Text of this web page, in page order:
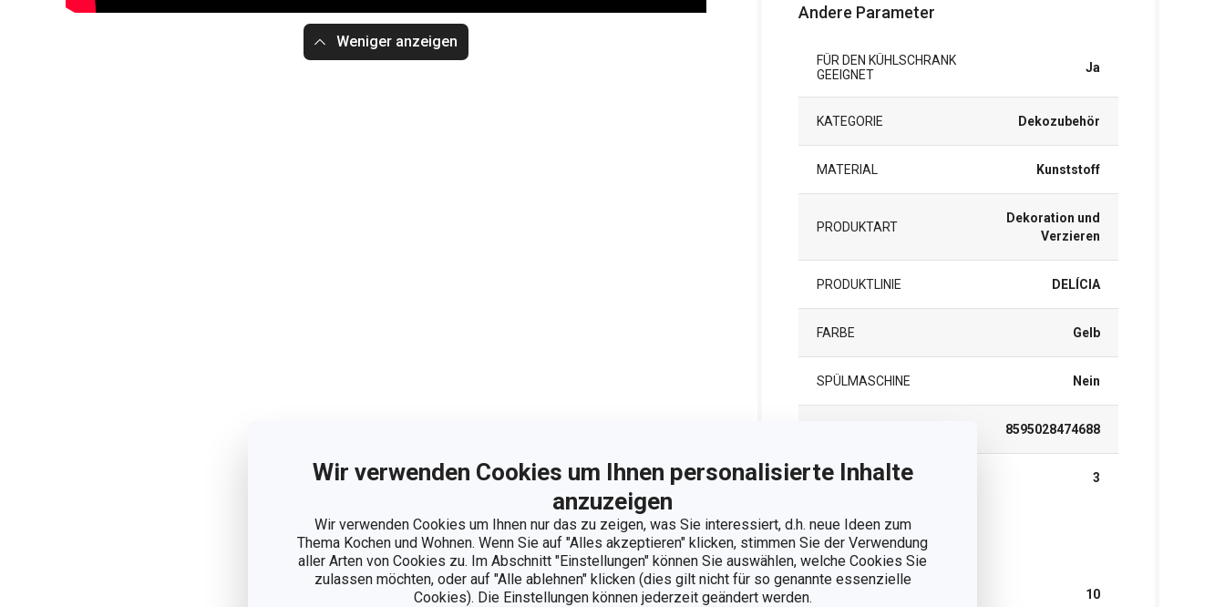
Wir verwenden Cookies um Ihnen personalisierte Inhalte
anzuzeigen
Wir verwenden Cookies um Ihnen nur das zu zeigen, was Sie interessiert, d.h. neue Ideen zum
Thema Kochen und Wohnen. Wenn Sie auf "Alles akzeptieren" klicken, stimmen Sie der Verwendung
aller Arten von Cookies zu. Im Abschnitt "Einstellungen" können Sie auswählen, welche Cookies Sie
zulassen möchten, oder auf "Alle ablehnen" klicken (dies gilt nicht für so genannte essenzielle
Cookies). Die Einstellungen können jederzeit geändert werden.
Weniger anzeigen
Andere Parameter
FÜR DEN KÜHLSCHRANK
GEEIGNET
Ja
KATEGORIE Dekozubehör
MATERIAL Kunststoff
PRODUKTART
Dekoration und
Verzieren
PRODUKTLINIE DELÍCIA
FARBE Gelb
SPÜLMASCHINE Nein
8595028474688
GARANTIE (IN JAHREN) 3
Verpackung
10